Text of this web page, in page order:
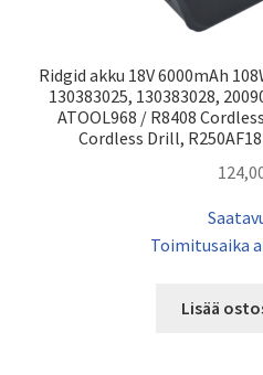
Ridgid akku 18V 6000mAh
130383025, 130383028,
ATOOL968 / R8408
Cordless Drill,
Toimitusaika
Lisää